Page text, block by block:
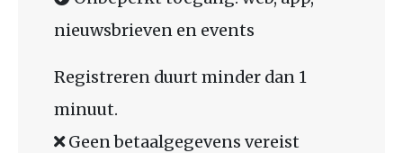
nieuwsbrieven en events
Registreren duurt minder dan 1
minuut.
Geen betaalgegevens vereist